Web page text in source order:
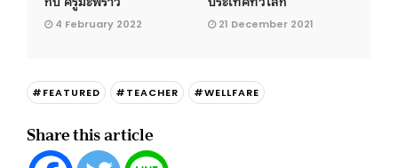
4 February 2022 21 December 2021
#FEATURED #TEACHER #WELLFARE
Share this article